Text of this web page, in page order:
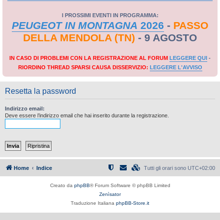
I PROSSIMI EVENTI IN PROGRAMMA:
PEUGEOT IN MONTAGNA 2026 - PASSO
DELLA MENDOLA (TN) - 9 AGOSTO
IN CASO DI PROBLEMI CON LA REGISTRAZIONE AL FORUM LEGGERE QUI -
RIORDINO THREAD SPARSI CAUSA DISSERVIZIO: LEGGERE L'AVVISO
Resetta la password
Indirizzo email:
Deve essere l’indirizzo email che hai inserito durante la registrazione.
Home Indice Tutti gli orari sono UTC+02:00
Creato da phpBB® Forum Software © phpBB Limited
Zenìsator
Traduzione Italiana phpBB-Store.it